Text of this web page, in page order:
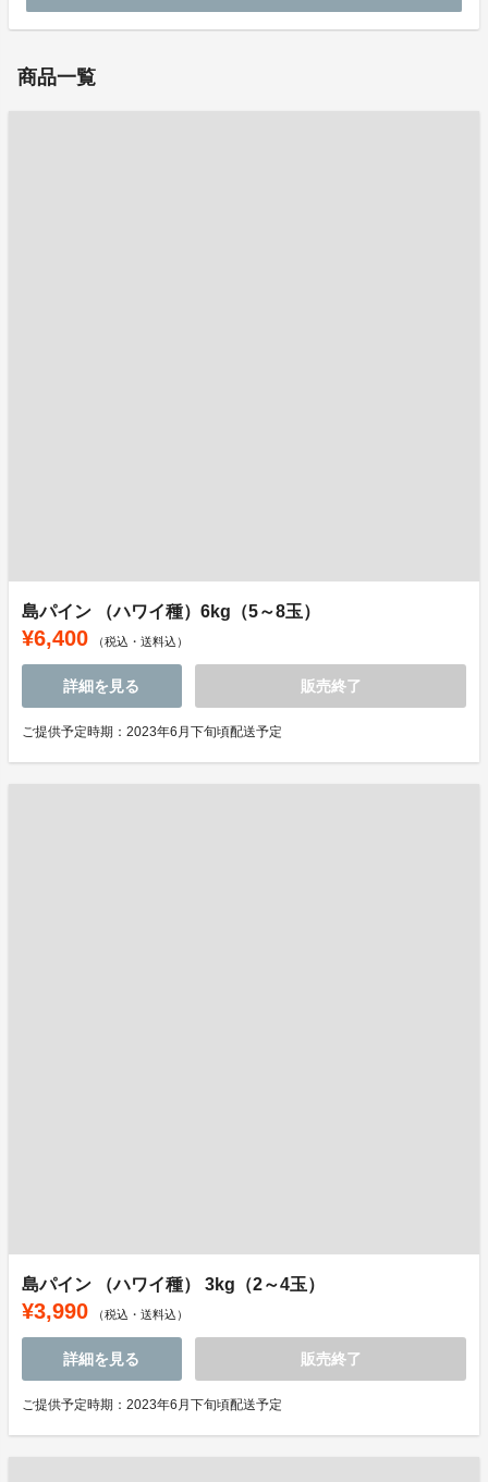
商品一覧
島パイン （ハワイ種）6kg（5～8玉）
¥6,400 （税込・送料込）
詳細を見る 販売終了
ご提供予定時期：2023年6月下旬頃配送予定
島パイン （ハワイ種） 3kg（2～4玉）
¥3,990 （税込・送料込）
詳細を見る 販売終了
ご提供予定時期：2023年6月下旬頃配送予定